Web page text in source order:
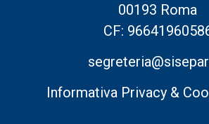
00193 Roma
CF:
Informativa Privacy &